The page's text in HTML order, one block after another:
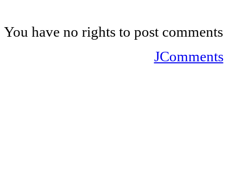
You have no rights to post comments
JComments